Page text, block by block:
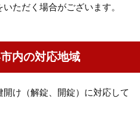
ただく場合がございます。
内の対応地域
け（解錠、開錠）に対応して